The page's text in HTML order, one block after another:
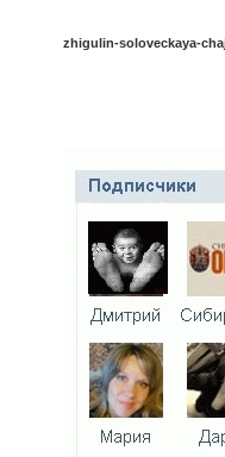
zhigulin-soloveckaya-